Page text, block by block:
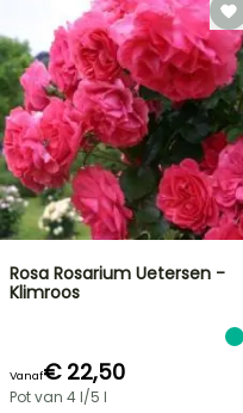
Rosa Rosarium Uetersen -
Klimroos
Vanaf€ 22,50
Pot van 4 l/5 l